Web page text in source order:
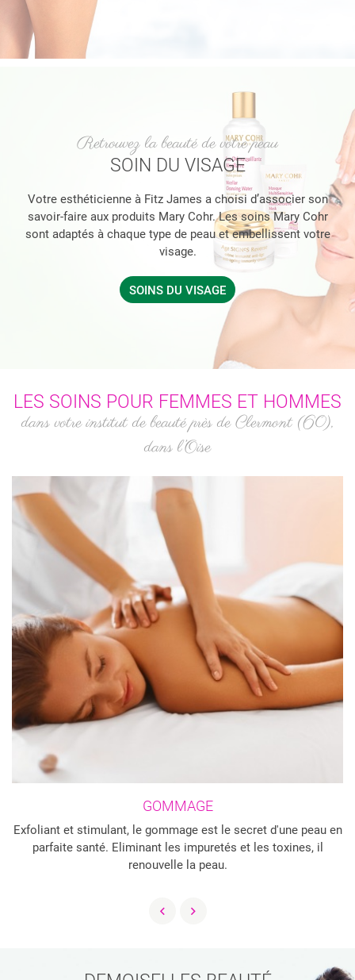
UNE
Retrouvez la beauté de votre peau
SOIN DU VISAGE
Votre esthéticienne à Fitz James a choisi d’associer son
savoir-faire aux produits Mary Cohr. Les soins Mary Cohr
sont adaptés à chaque type de peau et embellissent votre
visage.
SOINS DU VISAGE
LES SOINS POUR FEMMES ET HOMMES
dans votre institut de beauté près de Clermont (60),
dans l’Oise
GOMMAGE
Exfoliant et stimulant, le gommage est le secret d'une peau en
parfaite santé. Eliminant les impuretés et les toxines, il
renouvelle la peau.